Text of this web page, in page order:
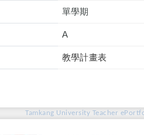
單學期
A
教學計畫表
Tamkang University Teacher